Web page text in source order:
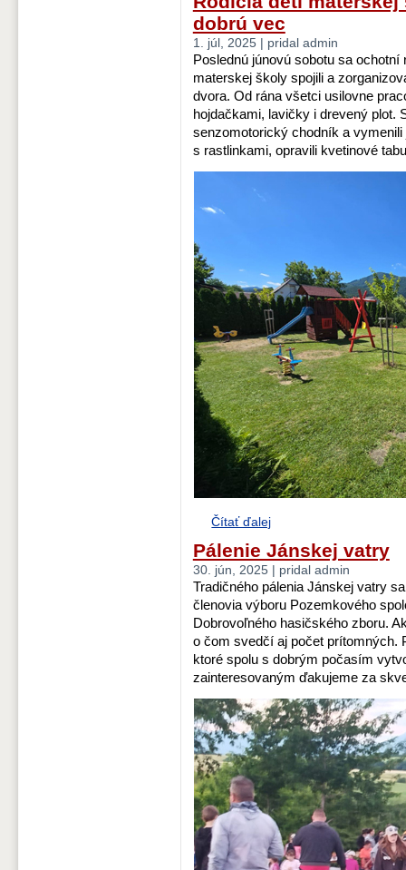
dobrú vec
1. júl, 2025 | pridal admin
Poslednú júnovú sobotu sa
materskej školy spojili a
dvora. Od rána všetci usilovne
hojdačkami, lavičky i drevený plot.
senzomotorický chodník a
s rastlinkami, opravili kvetinové
Čítať ďalej
Pálenie Jánskej vatry
30. jún, 2025 | pridal admin
Tradičného pálenia Jánskej vatry
členovia výboru Pozemkového
Dobrovoľného hasičského zboru.
o čom svedčí aj počet prítomných.
ktoré spolu s dobrým počasím
zainteresovaným ďakujeme za